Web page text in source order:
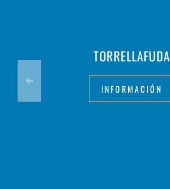
TORRELLAFUDA
INFORMACIÓN